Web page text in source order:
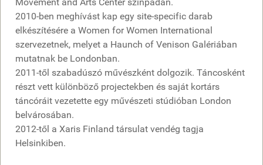
2010-ben meghívást kap egy site-specific darab
elkészítésére a Women for Women International
szervezetnek, melyet a Haunch of Venison Galériában
mutatnak be Londonban.
2011-től szabadúszó művészként dolgozik. Táncosként
részt vett különböző projectekben és saját kortárs
táncóráit vezetette egy művészeti stúdióban London
belvárosában.
2012-től a Xaris Finland társulat vendég tagja
Helsinkiben.